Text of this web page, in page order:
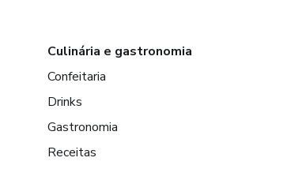
Culinária e gastronomia
Confeitaria
Drinks
Gastronomia
Receitas